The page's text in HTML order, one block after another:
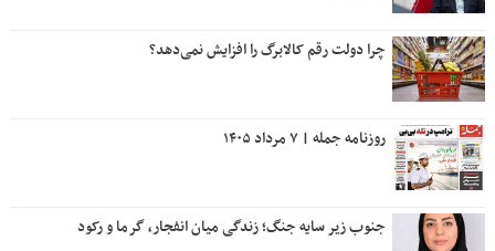
چرا دولت رقم کالابرگ را افزایش نمی‌دهد؟
روزنامه جمله | ۷ مرداد ۱۴۰۵
جنوب زیر سایه جنگ؛ زندگی میان انفجار، گرما و رکود